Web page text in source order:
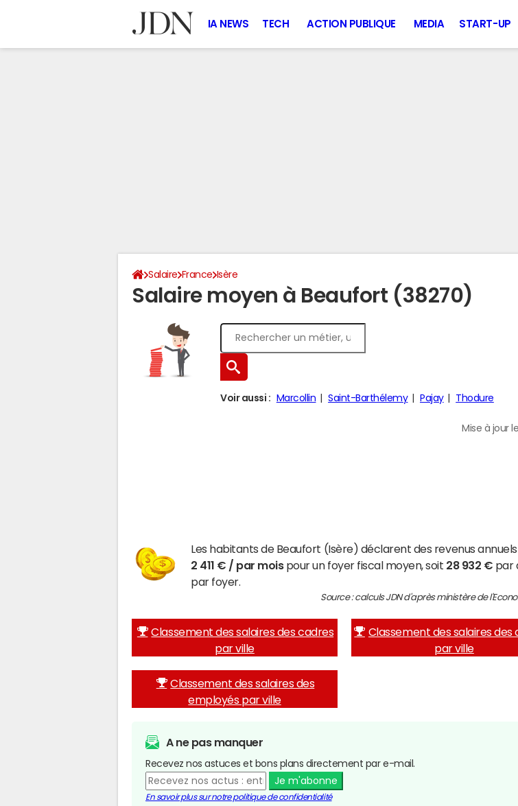
IA NEWS TECH ACTION PUBLIQUE MEDIA START-UP
Salaire France Isère
Salaire moyen à Beaufort (38270)
Voir aussi : Marcollin Saint-Barthélemy Pajay Thodure
Mise à jour
Les habitants de Beaufort (Isère) déclarent des revenus
2 411 € / par moispour un foyer fiscal moyen, soit 28 932 € par
par foyer.
Source : calculs JDN d'après ministère de
Classement des salaires des cadres
par ville
Classement des salaires des
par ville
Classement des salaires des
employés par ville
A ne pas manquer
Recevez nos astuces et bons plans directement par e-mail.
Je m'abonne
En savoir plus sur notre politique de confidentialité